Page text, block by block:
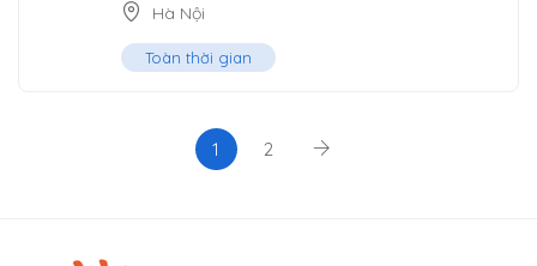
Hà Nội
Toàn thời gian
1 2